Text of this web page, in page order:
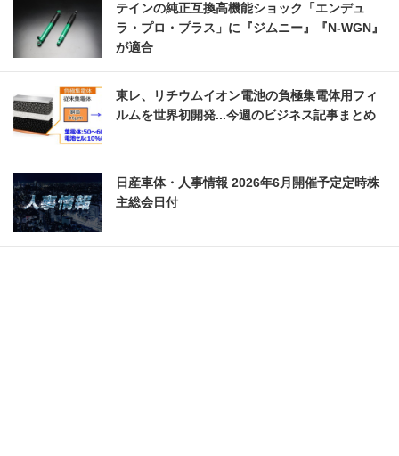
テインの純正互換高機能ショック「エンデュ
ラ・プロ・プラス」に『ジムニー』『N-WGN』
が適合
東レ、リチウムイオン電池の負極集電体用フィ
ルムを世界初開発...今週のビジネス記事まとめ
日産車体・人事情報 2026年6月開催予定定時株
主総会日付